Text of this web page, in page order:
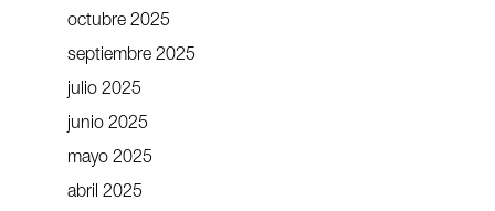
octubre 2025
septiembre 2025
julio 2025
junio 2025
mayo 2025
abril 2025